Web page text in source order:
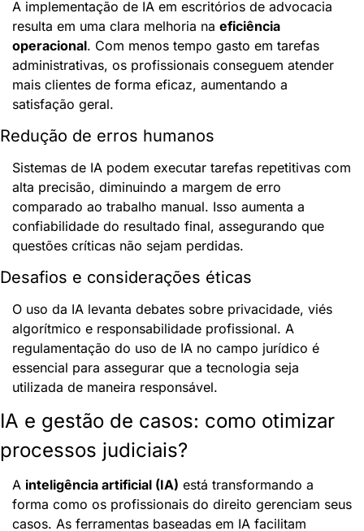
A implementação de IA em escritórios de advocacia
resulta em uma clara melhoria na eficiência
operacional. Com menos tempo gasto em tarefas
administrativas, os profissionais conseguem atender
mais clientes de forma eficaz, aumentando a
satisfação geral.
Redução de erros humanos
Sistemas de IA podem executar tarefas repetitivas com
alta precisão, diminuindo a margem de erro
comparado ao trabalho manual. Isso aumenta a
confiabilidade do resultado final, assegurando que
questões críticas não sejam perdidas.
Desafios e considerações éticas
O uso da IA levanta debates sobre privacidade, viés
algorítmico e responsabilidade profissional. A
regulamentação do uso de IA no campo jurídico é
essencial para assegurar que a tecnologia seja
utilizada de maneira responsável.
IA e gestão de casos: como otimizar
processos judiciais?
A inteligência artificial (IA) está transformando a
forma como os profissionais do direito gerenciam seus
casos. As ferramentas baseadas em IA facilitam